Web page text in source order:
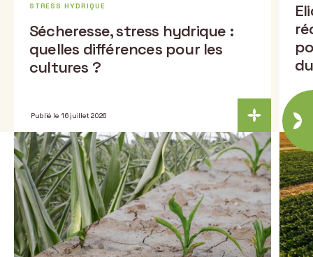
STRESS HYDRIQUE
Sécheresse, stress hydrique :
quelles différences pour les
cultures ?
Publié le 16 juillet 2026